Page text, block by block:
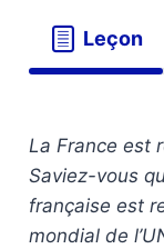
Leçon
La France est
Saviez-vous
française est
mondial de